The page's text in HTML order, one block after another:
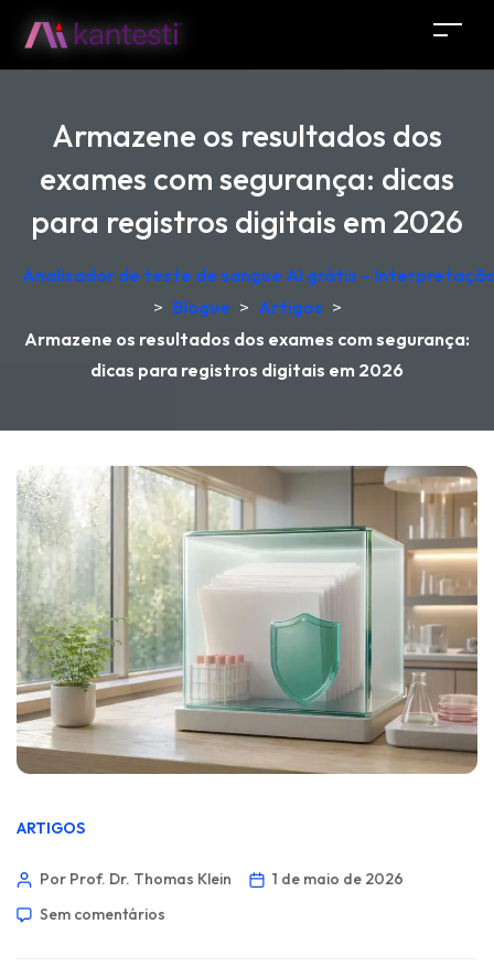
Armazene os resultados dos
exames com segurança: dicas
para registros digitais em 2026
Analisador de teste de sangue AI grátis –
> Blogue > Artigos >
Armazene os resultados dos exames com segurança:
dicas para registros digitais em 2026
ARTIGOS
Por Prof. Dr. Thomas Klein
1 de maio de 2026
Sem comentários